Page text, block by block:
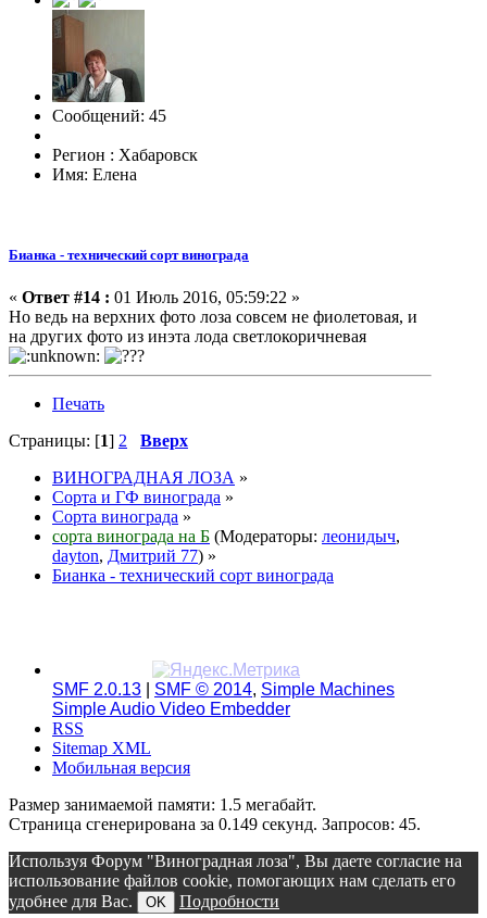
Сообщений: 45
Регион : Хабаровск
Имя: Елена
Бианка - технический сорт винограда
« Ответ #14 : 01 Июль 2016, 05:59:22 »
Но ведь на верхних фото лоза совсем не фиолетовая, и
на других фото из инэта лода светлокоричневая
Печать
Страницы: [1] 2
Вверх
ВИНОГРАДНАЯ ЛОЗА »
Сорта и ГФ винограда »
Сорта винограда »
сорта винограда на Б (Модераторы: леонидыч,
dayton, Дмитрий 77) »
Бианка - технический сорт винограда
SMF 2.0.13 SMF © 2014, Simple Machines
Simple Audio Video Embedder
RSS
Sitemap XML
Мобильная версия
Размер занимаемой памяти: 1.5 мегабайт.
Страница сгенерирована за 0.149 секунд. Запросов: 45.
Используя Форум "Виноградная лоза", Вы даете согласие на
использование файлов cookie, помогающих нам сделать его
удобнее для Вас.
OK Подробности